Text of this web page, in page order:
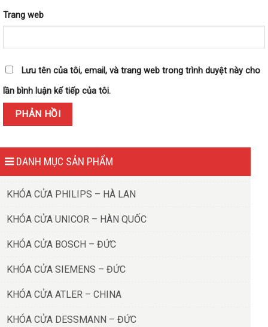
DANH MỤC SẢN PHẨM
KHÓA CỬA PHILIPS – HÀ LAN
KHÓA CỬA UNICOR – HÀN QUỐC
KHÓA CỬA BOSCH – ĐỨC
KHÓA CỬA SIEMENS – ĐỨC
KHÓA CỬA ATLER – CHINA
KHÓA CỬA DESSMANN – ĐỨC
Trang web
Lưu tên của tôi, email, và trang web trong trình duyệt này cho
lần bình luận kế tiếp của tôi.